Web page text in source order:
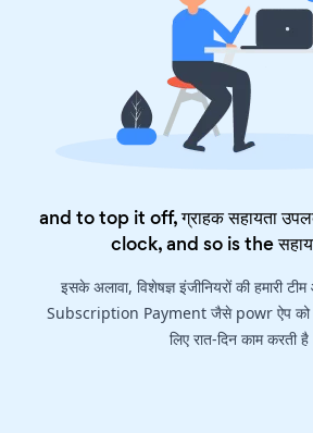
and to top it off, ग्राहक सहायता
clock, and so is the
इसके अलावा, विशेषज्ञ इंजीनियरों की हमारी
Subscription Payment जैसे powr ऐप को
लिए रात-दिन काम करती